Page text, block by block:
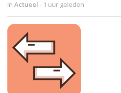
in Actueel - 1 uur geleden